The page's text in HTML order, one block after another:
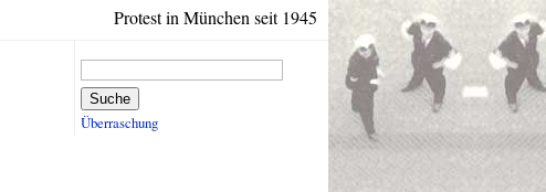
Protest in München seit 1945
Suche
Überraschung